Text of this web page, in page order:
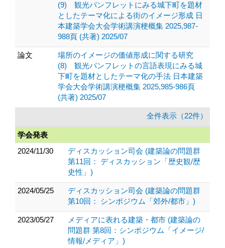
(9) 観光パンフレットにみる城下町を題材
としたテーマ化による街のイメージ形成 日
本建築学会大会学術講演梗概集 2025,987-
988頁 (共著) 2025/07
論文
場所のイメージの価値形成に関する研究
(8) 観光パンフレットの言語表現にみる城
下町を題材としたテーマ化の手法 日本建築
学会大会学術講演梗概集 2025,985-986頁
(共著) 2025/07
全件表示（22件）
学会発表
2024/11/30
ディスカッション司会 (建築論の問題群
第11回： ディスカッション「歴史観/歴
史性」)
2024/05/25
ディスカッション司会 (建築論の問題群
第10回： シンポジウム「郊外/都市」)
2023/05/27
メディアに表れる建築・都市 (建築論の
問題群 第8回：シンポジウム「イメージ/
情報/メディア」)